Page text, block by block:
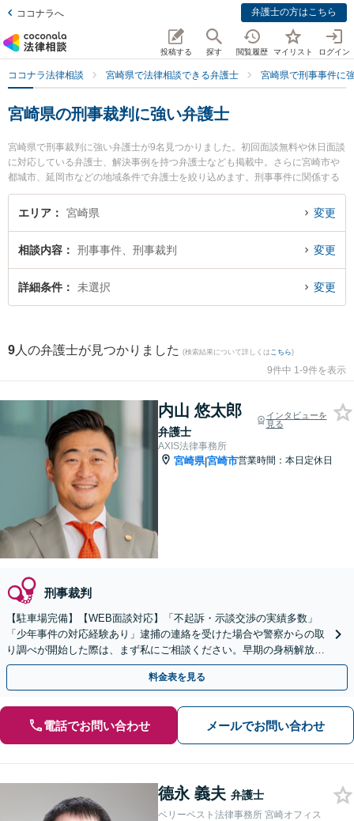
ココナラへ 弁護士の方はこちら
投稿する 探す 閲覧履歴 マイリスト ログイン
ココナラ法律相談 宮崎県で法律相談できる弁護士 宮崎県で刑事事件に
宮崎県の刑事裁判に強い弁護士
宮崎県で刑事裁判に強い弁護士が9名見つかりました。初回面談無料や休日面談
に対応している弁護士、解決事例を持つ弁護士なども掲載中。さらに宮崎市や
都城市、延岡市などの地域条件で弁護士を絞り込めます。刑事事件に関係する
加害者側や少年事件、再犯・前科あり等の細かな分野での絞り込み検索もでき
便利です。特にAXIS法律事務所の内山 悠太郎弁護士やベリーベスト法律事務所
間に発生した刑事裁判のトラブルを今すぐに弁護士に相談したい』『刑事裁判
のトラブル解決の実績豊富な近くの弁護士を検索したい』『初回相談無料で刑
事裁判を法律相談できる宮崎県内の弁護士に相談予約したい』などでお困りの
エリア 宮崎県 変更
相談内容 刑事事件、刑事裁判 変更
詳細条件 未選択 変更
9 人の弁護士が見つかりました (検索結果について詳しくは こちら)
9件中 1-9件を表示
内山 悠太郎
弁護士
インタビューを
見る
AXIS法律事務所
宮崎県|宮崎市営業時間：本日定休日
刑事裁判
【駐車場完備】【WEB面談対応】「不起訴・示談交渉の実績多数」
「少年事件の対応経験あり」逮捕の連絡を受けた場合や警察からの取
り調べが開始した際は、まず私にご相談ください。早期の身柄解放と
示談の成立をサポートします【休日・夜間相談可】
料金表を見る
電話でお問い合わせ メールでお問い合わせ
德永 義夫 弁護士
ベリーベスト法律事務所 宮崎オフィス